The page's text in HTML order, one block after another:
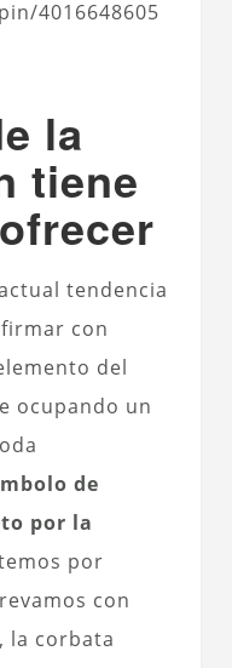
4016648605
la
tiene
tendencia
con
del
ocupando un
de
por la
por
con
la corbata